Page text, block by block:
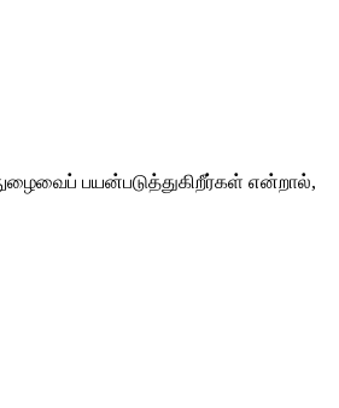
பயன்படுத்துகிறீர்கள் என்றால்,